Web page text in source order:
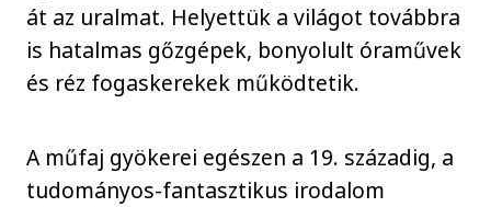
át az uralmat. Helyettük a világot továbbra
is hatalmas gőzgépek, bonyolult óraművek
és réz fogaskerekek működtetik.
A műfaj gyökerei egészen a 19. századig, a
tudományos-fantasztikus irodalom